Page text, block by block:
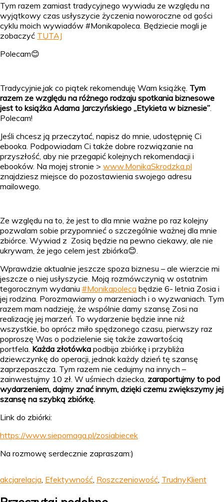
Tym razem zamiast tradycyjnego wywiadu ze względu na
wyjątkowy czas usłyszycie życzenia noworoczne od gości
cyklu moich wywiadów #Monikapoleca. Będziecie mogli je
zobaczyć TUTAJ
Polecam😊
Tradycyjnie,jak co piątek rekomenduję Wam książkę. Tym
razem ze względu na różnego rodzaju spotkania biznesowe
jest to książka Adama Jarczyńskiego „Etykieta w biznesie”.
Polecam!
Jeśli chcesz ją przeczytać, napisz do mnie, udostępnię Ci
ebooka. Podpowiadam Ci także dobre rozwiązanie na
przyszłość, aby nie przegapić kolejnych rekomendacji i
ebooków. Na mojej stronie > www.MonikaSkrodzka.pl
znajdziesz miejsce do pozostawienia swojego adresu
mailowego.
Ze względu na to, że jest to dla mnie ważne po raz kolejny
pozwalam sobie przypomnieć o szczególnie ważnej dla mnie
zbiórce. Wywiad z Zosią będzie na pewno ciekawy, ale nie
ukrywam, że jego celem jest zbiórka😊.
Wprawdzie aktualnie jeszcze spoza biznesu – ale wierzcie mi
jeszcze o niej usłyszycie. Moją rozmówczynią w ostatnim
tegorocznym wydaniu #Monikapoleca będzie 6- letnia Zosia i
jej rodzina. Porozmawiamy o marzeniach i o wyzwaniach. Tym
razem mam nadzieję, że wspólnie damy szansę Zosi na
realizację jej marzeń. To wydarzenie będzie inne niż
wszystkie, bo oprócz miło spędzonego czasu, pierwszy raz
poproszę Was o podzielenie się także zawartością
portfela. Każda złotówka podbija zbiórkę i przybliża
dziewczynkę do operacji, jednak każdy dzień tę szansę
zaprzepaszcza. Tym razem nie cedujmy na innych –
zainwestujmy 10 zł. W uśmiech dziecka, zaraportujmy to pod
wydarzeniem, dajmy znać innym, dzięki czemu zwiększymy jej
szansę na szybką zbiórkę.
Link do zbiórki:
https://www.siepomaga.pl/zosiabiecek
Na rozmowę serdecznie zapraszam:)
akcjarelacja, Efektywność, Roszczeniowość, TrudnyKlient